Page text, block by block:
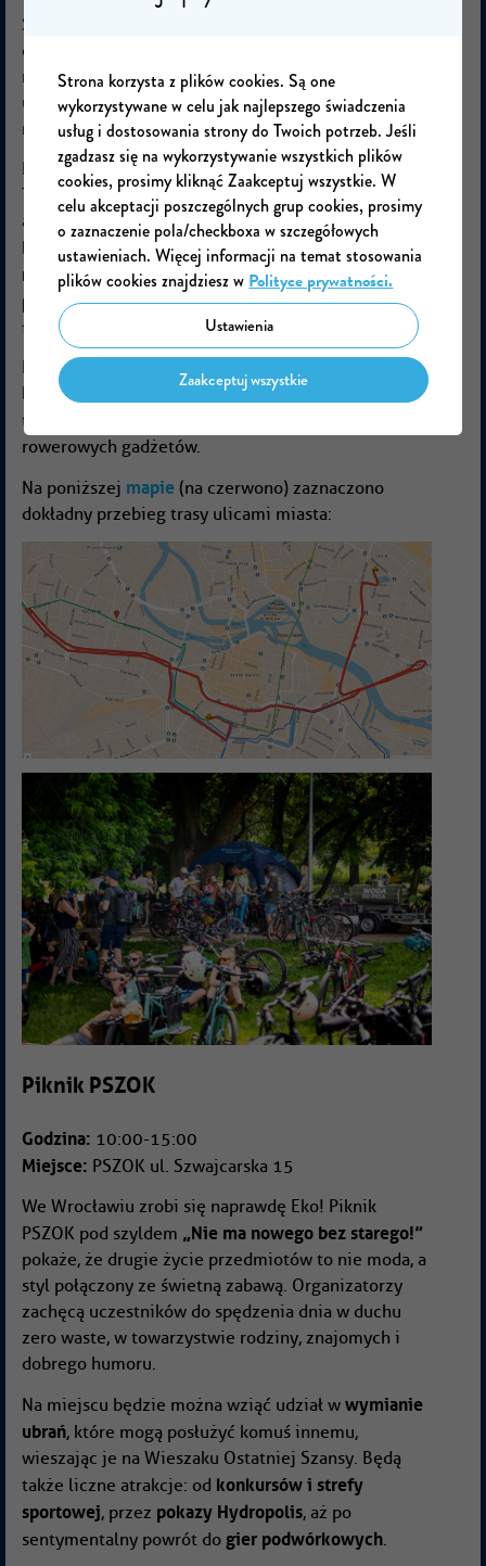
Święto Rowerzysty co roku przyciąga miłośników
dwóch kółek na największą, niesportową imprezę
rowerową w regionie. Uczestnicy wspólnie przejadą
ulicami miasta przy muzyce, tworząc barwny i
radosny peleton.
Po przejeździe wydarzenie przeniesie się do Parku
Tołpy, gdzie rozpocznie się plenerowy piknik pełen
atrakcji. Na miejscu na rowerzystów i ich bliskich
będą czekać m.in.gra miejska, darmowe serwisy
rowerowe, warsztaty, konkursy, szkolenia z
pierwszej pomocyoraz strefa relaksu z
foodtruckami.
Nie zabraknie także mniej oczywistych atrakcji, jak
blenderbike czy pamiątkowe sesje zdjęciowe, a
tradycyjna
rowerowych gadżetów.
Na poniższej mapie (na czerwono) zaznaczono
dokładny przebieg trasy ulicami miasta:
Piknik PSZOK
Godzina: 10:00-15:00
Miejsce: PSZOK ul. Szwajcarska 15
We Wrocławiu zrobi się naprawdę Eko! Piknik
PSZOK pod szyldem „Nie ma nowego bez starego!”
pokaże, że drugie życie przedmiotów to nie moda, a
styl połączony ze świetną zabawą. Organizatorzy
zachęcą uczestników do spędzenia dnia w duchu
zero waste, w towarzystwie rodziny, znajomych i
dobrego humoru.
Na miejscu będzie można wziąć udział w wymianie
ubrań, które mogą posłużyć komuś innemu,
wieszając je na Wieszaku Ostatniej Szansy. Będą
także liczne atrakcje: od konkursów i strefy
sportowej, przez pokazy Hydropolis, aż po
sentymentalny powrót do gier podwórkowych.
Strona korzysta z plików cookies. Są one
wykorzystywane w celu jak najlepszego świadczenia
usług i dostosowania strony do Twoich potrzeb. Jeśli
zgadzasz się na wykorzystywanie wszystkich plików
cookies, prosimy kliknąć Zaakceptuj wszystkie. W
celu akceptacji poszczególnych grup cookies, prosimy
o zaznaczenie pola/checkboxa w szczegółowych
ustawieniach. Więcej informacji na temat stosowania
plików cookies znajdziesz w Polityce prywatności.
Ustawienia
Zaakceptuj wszystkie